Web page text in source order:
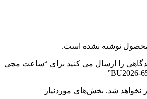
محصول نوشته نشده است.
را ارسال می کنید برای “ساعت مچی
نخواهد شد. بخش‌های موردنیاز